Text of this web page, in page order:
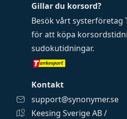
Gillar du korsord?
Besök vårt systerföretag
för att köpa
sudokutidningar.
Kontakt
support@synonymer.se
Keesing Sverige AB /